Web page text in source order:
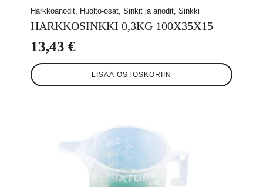
Harkkoanodit, Huolto-osat, Sinkit ja anodit, Sinkki
HARKKOSINKKI 0,3KG 100X35X15
13,43 €
LISÄÄ OSTOSKORIIN